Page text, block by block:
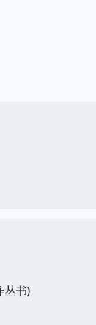
丛书)